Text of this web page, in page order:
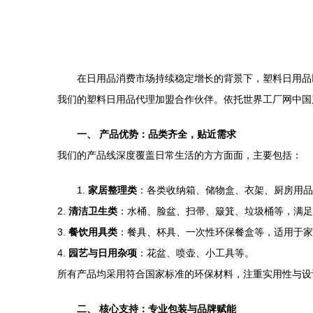
在日用品消费市场持续稳定增长的背景下，塑料日用
我们的塑料日用品代理加盟合作伙伴。依托世界工厂网中
一、 产品优势：品类齐全，贴近需求
我们的产品线深度覆盖日常生活的方方面面，主要包括：
1. 家居整理类 ：各类收纳箱、储物盒、衣架、厨房用
2. 清洁卫生类 ：水桶、脸盆、扫帚、簸箕、垃圾桶等，满
3. 餐饮用具类 ：餐具、杯具、一次性环保餐盒等，适用于
4.
园艺与日用杂项 ：花盆、喷壶、小工具等。
所有产品均采用符合国家标准的环保材料，注重实用性与
二、 核心支持：专业包装与品牌赋能